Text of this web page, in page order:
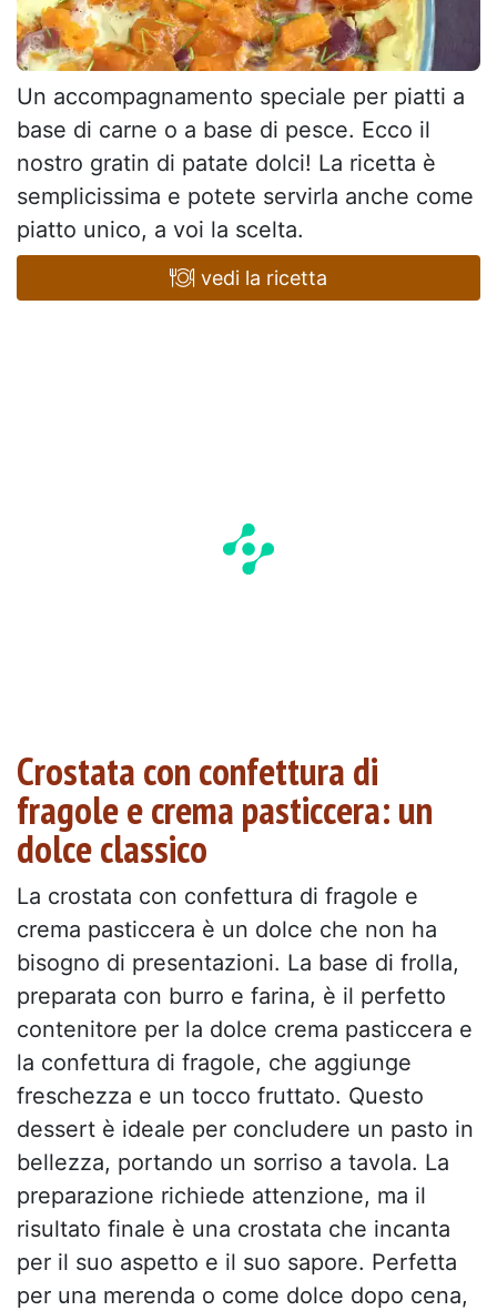
Un accompagnamento speciale per piatti a
base di carne o a base di pesce. Ecco il
nostro gratin di patate dolci! La ricetta è
semplicissima e potete servirla anche come
piatto unico, a voi la scelta.
vedi la ricetta
Crostata con confettura di
fragole e crema pasticcera: un
dolce classico
La crostata con confettura di fragole e
crema pasticcera è un dolce che non ha
bisogno di presentazioni. La base di frolla,
preparata con burro e farina, è il perfetto
contenitore per la dolce crema pasticcera e
la confettura di fragole, che aggiunge
freschezza e un tocco fruttato. Questo
dessert è ideale per concludere un pasto in
bellezza, portando un sorriso a tavola. La
preparazione richiede attenzione, ma il
risultato finale è una crostata che incanta
per il suo aspetto e il suo sapore. Perfetta
per una merenda o come dolce dopo cena,